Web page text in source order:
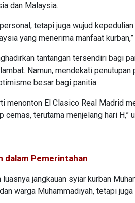
dan Malaysia.
tetapi juga wujud
yang menerima manfaat kurban,”
tantangan tersendiri bagi
Namun, mendekati penutupan
besar bagi panitia.
menonton El Clasico Real Madrid
terutama menjelang hari H,”
dalam Pemerintahan
jangkauan syiar kurban
warga Muhammadiyah, tetapi